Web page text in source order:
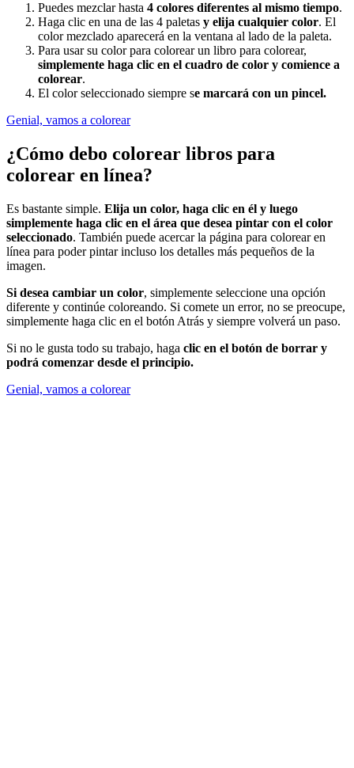
Puedes mezclar hasta 4 colores diferentes al mismo tiempo.
Haga clic en una de las 4 paletas y elija cualquier color. El
color mezclado aparecerá en la ventana al lado de la paleta.
Para usar su color para colorear un libro para colorear,
simplemente haga clic en el cuadro de color y comience a
colorear.
El color seleccionado siempre se marcará con un pincel.
Genial, vamos a colorear
¿Cómo debo colorear libros para
colorear en línea?
Es bastante simple. Elija un color, haga clic en él y luego
simplemente haga clic en el área que desea pintar con el color
seleccionado. También puede acercar la página para colorear en
línea para poder pintar incluso los detalles más pequeños de la
imagen.
Si desea cambiar un color, simplemente seleccione una opción
diferente y continúe coloreando. Si comete un error, no se preocupe,
simplemente haga clic en el botón Atrás y siempre volverá un paso.
Si no le gusta todo su trabajo, haga clic en el botón de borrar y
podrá comenzar desde el principio.
Genial, vamos a colorear